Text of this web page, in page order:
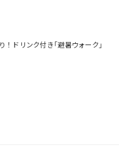
！ドリンク付き｢避暑ウォーク｣